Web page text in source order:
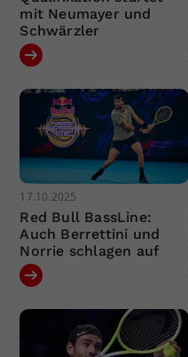
mit Neumayer und
Schwärzler
17.10.2025
Red Bull BassLine:
Auch Berrettini und
Norrie schlagen auf